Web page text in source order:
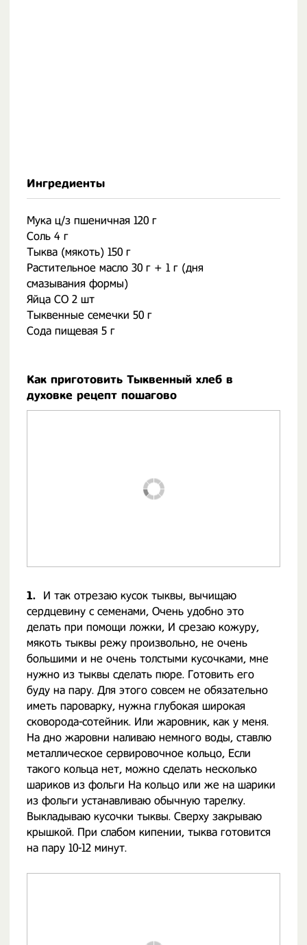
Ингредиенты
Мука ц/з пшеничная 120 г
Соль 4 г
Тыква (мякоть) 150 г
Растительное масло 30 г + 1 г (дня
смазывания формы)
Яйца СО 2 шт
Тыквенные семечки 50 г
Сода пищевая 5 г
Как приготовить Тыквенный хлеб в
духовке рецепт пошагово
1.
И так отрезаю кусок тыквы, вычищаю
сердцевину с семенами, Очень удобно это
делать при помощи ложки, И срезаю кожуру,
мякоть тыквы режу произвольно, не очень
большими и не очень толстыми кусочками, мне
нужно из тыквы сделать пюре. Готовить его
буду на пару. Для этого совсем не обязательно
иметь пароварку, нужна глубокая широкая
сковорода-сотейник. Или жаровник, как у меня.
На дно жаровни наливаю немного воды, ставлю
металлическое сервировочное кольцо, Если
такого кольца нет, можно сделать несколько
шариков из фольги На кольцо или же на шарики
из фольги устанавливаю обычную тарелку.
Выкладываю кусочки тыквы. Сверху закрываю
крышкой. При слабом кипении, тыква готовится
на пару 10-12 минут.